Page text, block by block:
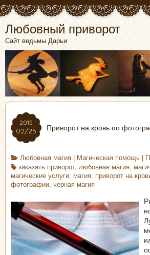
Любовный приворот
Сайт ведьмы Дарьи
2015
02/25 Приворот на кровь по
Любовная магия| Магическая помощь|
заказать приворот, любовная магия,
магические услуги, магия, приворот на
фотографии, черная магия